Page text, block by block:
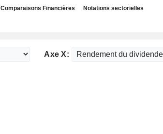
Comparaisons Financières Notations sectorielles
Axe X: